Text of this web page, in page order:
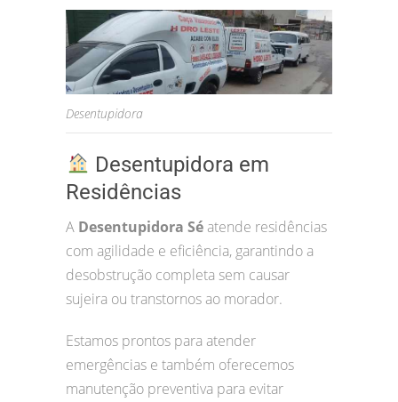
Desentupidora
Desentupidora em
Residências
A Desentupidora Séatende residências
com agilidade e eficiência, garantindo a
desobstrução completa sem causar
sujeira ou transtornos ao morador.
Estamos prontos para atender
emergências e também oferecemos
manutenção preventiva para evitar